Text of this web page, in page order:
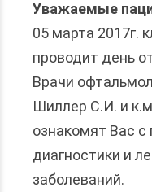
Уважаемые
05 марта 2017г.
проводит день
Врачи
Шиллер С.И. и
ознакомят Вас
диагностики и
заболеваний.